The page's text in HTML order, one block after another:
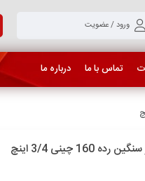
ورود / عضویت
تماس با ما درباره ما
چینی 3/4 اینچ